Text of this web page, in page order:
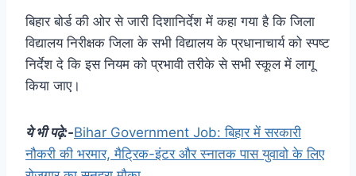
बिहार बोर्ड की ओर से जारी दिशानिर्देश में कहा गया है कि जिला
विद्यालय निरीक्षक जिला के सभी विद्यालय के प्रधानाचार्य को स्पष्ट
निर्देश दे कि इस नियम को प्रभावी तरीके से सभी स्कूल में लागू
किया जाए।
ये भी पढ़े:-Bihar Government Job: बिहार में सरकारी
नौकरी की भरमार, मैट्रिक-इंटर और स्नातक पास युवावो के लिए